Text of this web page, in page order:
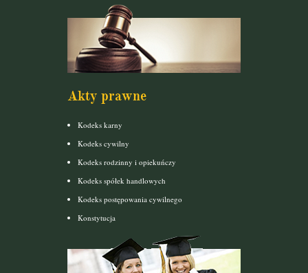
Akty prawne
Kodeks karny
Kodeks cywilny
Kodeks rodzinny i opiekuńczy
Kodeks spółek handlowych
Kodeks postępowania cywilnego
Konstytucja